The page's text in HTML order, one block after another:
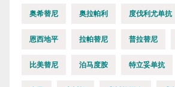
奥希替尼 奥拉帕利 度伐利尤单抗
恩西地平 拉帕替尼 普拉替尼
比美替尼 泊马度胺 特立妥单抗